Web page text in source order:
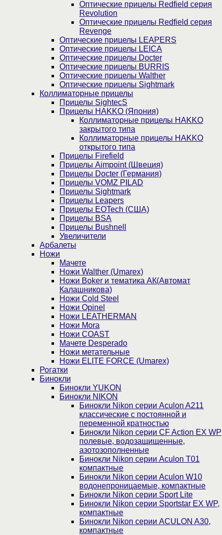
Оптические прицелы Redfield серия
Revolution
Оптические прицелы Redfield серия
Revenge
Оптические прицелы LEAPERS
Оптические прицелы LEICA
Оптические прицелы Docter
Оптические прицелы BURRIS
Оптические прицелы Walther
Оптические прицелы Sightmark
Коллиматорные прицелы
Прицелы SightecS
Прицелы HAKKO (Япония)
Коллиматорные прицелы HAKKO
закрытого типа
Коллиматорные прицелы HAKKO
открытого типа
Прицелы Firefield
Прицелы Aimpoint (Швеция)
Прицелы Docter (Германия)
Прицелы VOMZ PILAD
Прицелы Sightmark
Прицелы Leapers
Прицелы EOTech (США)
Прицелы BSA
Прицелы Bushnell
Увеличители
Арбалеты
Ножи
Мачете
Ножи Walther (Umarex)
Ножи Boker и тематика АК(Автомат
Калашникова)
Ножи Cold Steel
Ножи Opinel
Ножи LEATHERMAN
Ножи Mora
Ножи COAST
Мачете Desperado
Ножи метательные
Ножи ELITE FORCE (Umarex)
Рогатки
Бинокли
Бинокли YUKON
Бинокли NIKON
Бинокли Nikon серии Aculon A211
классические с постоянной и
переменной кратностью
Бинокли Nikon серии СF Action EX WP
полевые, водозащищенные,
азотозополненные
Бинокли Nikon серии Aculon T01
компактные
Бинокли Nikon серии Aculon W10
водонепроницаемые, компактные
Бинокли Nikon серии Sport Lite
Бинокли Nikon серии Sportstar EX WP,
компактные
Бинокли Nikon серии ACULON A30,
компактные